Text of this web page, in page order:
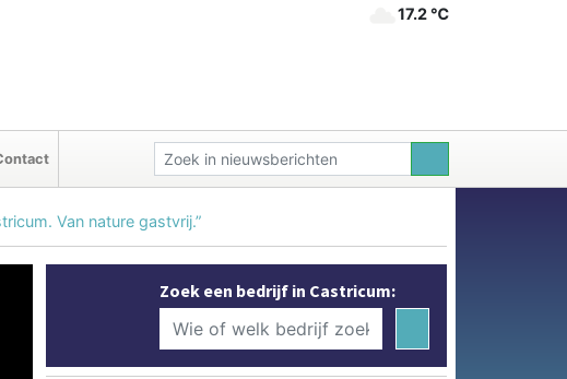
17.2 ℃
Van nature gastvrij.”
Zoek een bedrijf in Castricum: